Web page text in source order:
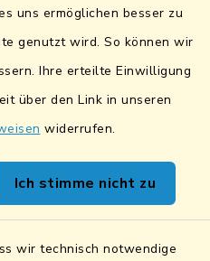
uns ermöglichen besser zu
genutzt wird. So können wir
Ihre erteilte Einwilligung
über den Link in unseren
widerrufen.
Ich stimme nicht zu
wir technisch notwendige
Familien